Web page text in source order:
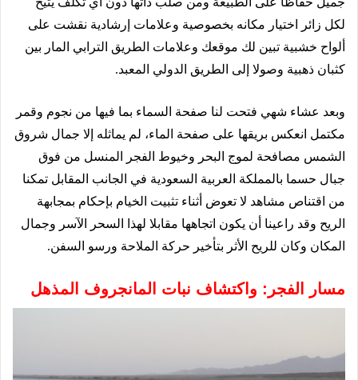
لكل زائر اختيار مكانه بخصوصية وعلامات إرشادية نقشت على
ألواح خشبية تبين لك موقعك وعلامات الطريق الترابي المار بين
كثبان ذهبية وصولا إلى الطريق الدولي المعبد.
وبعد عشاء شهي فتحت لنا صفحة السماء بما فيها من نجوم وقمر
مكتمل انعكس بريقها على صفحة الماء، لم يماثله إلا جمال شروق
الشمس مصافحة لموج البحر وخيوط الفجر المنسل من فوق
جبال حسما بالمملكة العربية السعودية في الجانب المقابل تمكنا
من اقتناص مشاهد لا تعوض أثناء تثبيت الخيام بإحكام بمجابهة
الريح وقد راعينا أن يكون اتجاهها مقابلا لهذا السحر الآسر وجمال
المكان وكان للريح الأثر بتأخير حركة الملاحة ورسو السفن.
مسار الفجر: واكتشاف نبات المانجروف المذهل